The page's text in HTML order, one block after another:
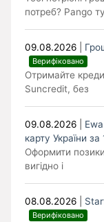
потреб? Pango
09.08.2026
Верифіковано
Отримайте
Suncredit, без
09.08.2026
карту України за
Оформити
вигідно і
08.08.2026
Верифіковано